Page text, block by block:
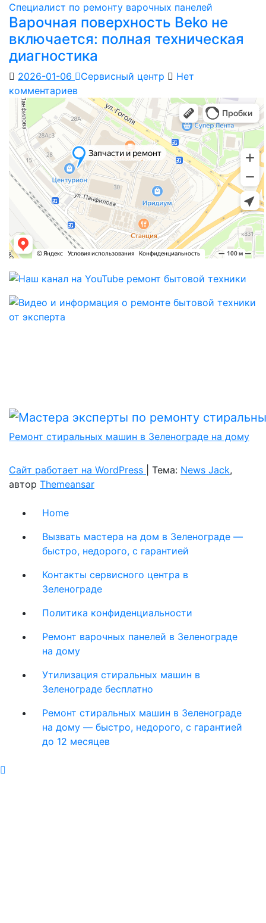
Специалист по ремонту варочных панелей
Варочная поверхность Beko не
включается: полная техническая
диагностика
2026-01-06 Сервисный центр
Нет
комментариев
Ремонт стиральных машин в Зеленограде на дому
Сайт работает на WordPress Тема: News Jack,
автор Themeansar
Home
Вызвать мастера на дом в Зеленограде —
быстро, недорого, с гарантией
Контакты сервисного центра в
Зеленограде
Политика конфиденциальности
Ремонт варочных панелей в Зеленограде
на дому
Утилизация стиральных машин в
Зеленограде бесплатно
Ремонт стиральных машин в Зеленограде
на дому — быстро, недорого, с гарантией
до 12 месяцев